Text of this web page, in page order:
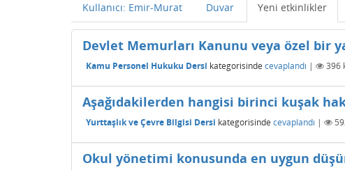
Kullanıcı: Emir-Murat Duvar Yeni etkinlikler
Devlet Memurları Kanunu veya özel bir
Kamu Personel Hukuku Dersi kategorisinde cevaplandı | 396
Aşağıdakilerden hangisi birinci kuşak
Yurttaşlık ve Çevre Bilgisi Dersi kategorisinde cevaplandı |
Okul yönetimi konusunda en uygun